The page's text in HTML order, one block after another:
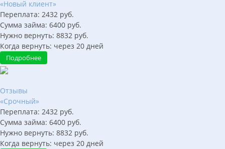
«Новый клиент»
Переплата: 2432 руб.
Сумма займа: 6400 руб.
Нужно вернуть: 8832 руб.
Когда вернуть: через 20 дней
Подробнее
Отзывы
«Срочный»
Переплата: 2432 руб.
Сумма займа: 6400 руб.
Нужно вернуть: 8832 руб.
Когда вернуть: через 20 дней